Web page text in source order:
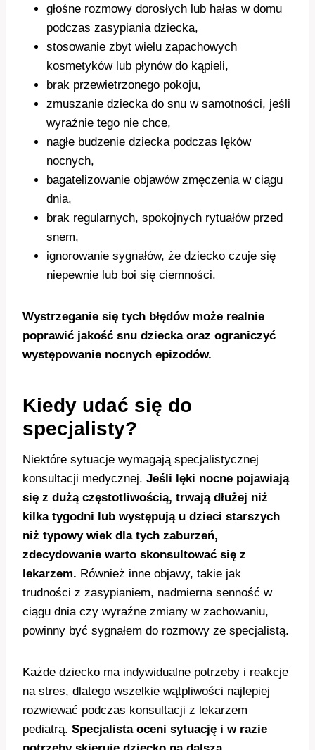
głośne rozmowy dorosłych lub hałas w domu
podczas zasypiania dziecka,
stosowanie zbyt wielu zapachowych
kosmetyków lub płynów do kąpieli,
brak przewietrzonego pokoju,
zmuszanie dziecka do snu w samotności, jeśli
wyraźnie tego nie chce,
nagłe budzenie dziecka podczas lęków
nocnych,
bagatelizowanie objawów zmęczenia w ciągu
dnia,
brak regularnych, spokojnych rytuałów przed
snem,
ignorowanie sygnałów, że dziecko czuje się
niepewnie lub boi się ciemności.
Wystrzeganie się tych błędów może realnie
poprawić jakość snu dziecka oraz ograniczyć
występowanie nocnych epizodów.
Kiedy udać się do
specjalisty?
Niektóre sytuacje wymagają specjalistycznej
konsultacji medycznej. Jeśli lęki nocne pojawiają
się z dużą częstotliwością, trwają dłużej niż
kilka tygodni lub występują u dzieci starszych
niż typowy wiek dla tych zaburzeń,
zdecydowanie warto skonsultować się z
lekarzem. Również inne objawy, takie jak
trudności z zasypianiem, nadmierna senność w
ciągu dnia czy wyraźne zmiany w zachowaniu,
powinny być sygnałem do rozmowy ze specjalistą.
Każde dziecko ma indywidualne potrzeby i reakcje
na stres, dlatego wszelkie wątpliwości najlepiej
rozwiewać podczas konsultacji z lekarzem
pediatrą. Specjalista oceni sytuację i w razie